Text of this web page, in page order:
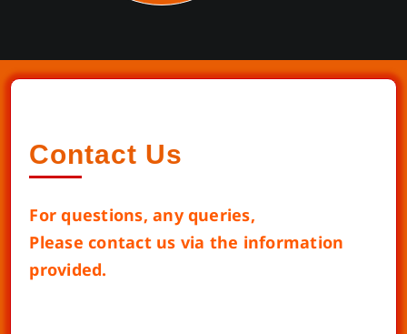
Contact Us
For questions, any queries,
Please contact us via the information
provided.